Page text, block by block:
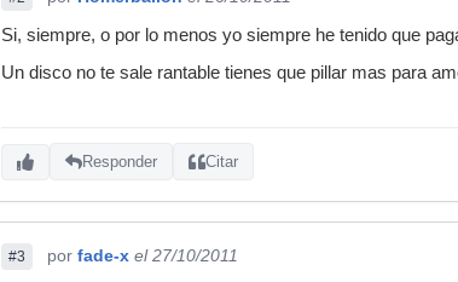
Si, siempre, o por lo menos yo siempre he tenido que
Un disco no te sale rantable tienes que pillar mas para
Responder Citar
#3 por fade-x el 27/10/2011